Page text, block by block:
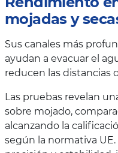
mojadas y
Sus canales más
ayudan a evacuar el
reducen las distancias
Las pruebas revelan
sobre mojado,
alcanzando la
según la normativa